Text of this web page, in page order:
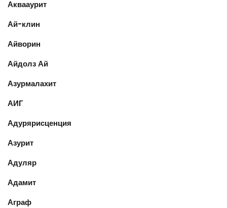
Аквааурит
Ай-клин
Айворин
Айдолз Ай
Азурмалахит
АИГ
Адурярисценция
Азурит
Адуляр
Адамит
Аграф